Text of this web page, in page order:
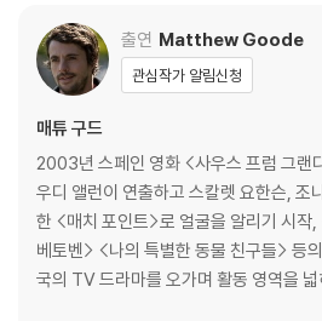
택을 부탁드립니다.
4) 한정판 상품의 변심, 오구매로 인한 반품
진행이 가능합니다. 택배 이동 중 파손이 발
탁드립니다.
출연 Matthew Goode
관심작가 알림신청
매튜 구드
2003년 스페인 영화 <사우스 프럼 그랜
우디 앨런이 연출하고 스칼렛 요한슨, 조
한 <매치 포인트>로 얼굴을 알리기 시작
베토벤> <나의 특별한 동물 친구들> 등
국의 TV 드라마를 오가며 활동 영역을 넓